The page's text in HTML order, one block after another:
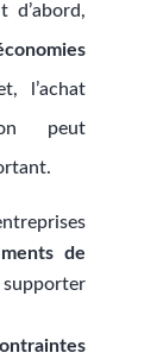
d’abord,
l’achat
peut
de
supporter